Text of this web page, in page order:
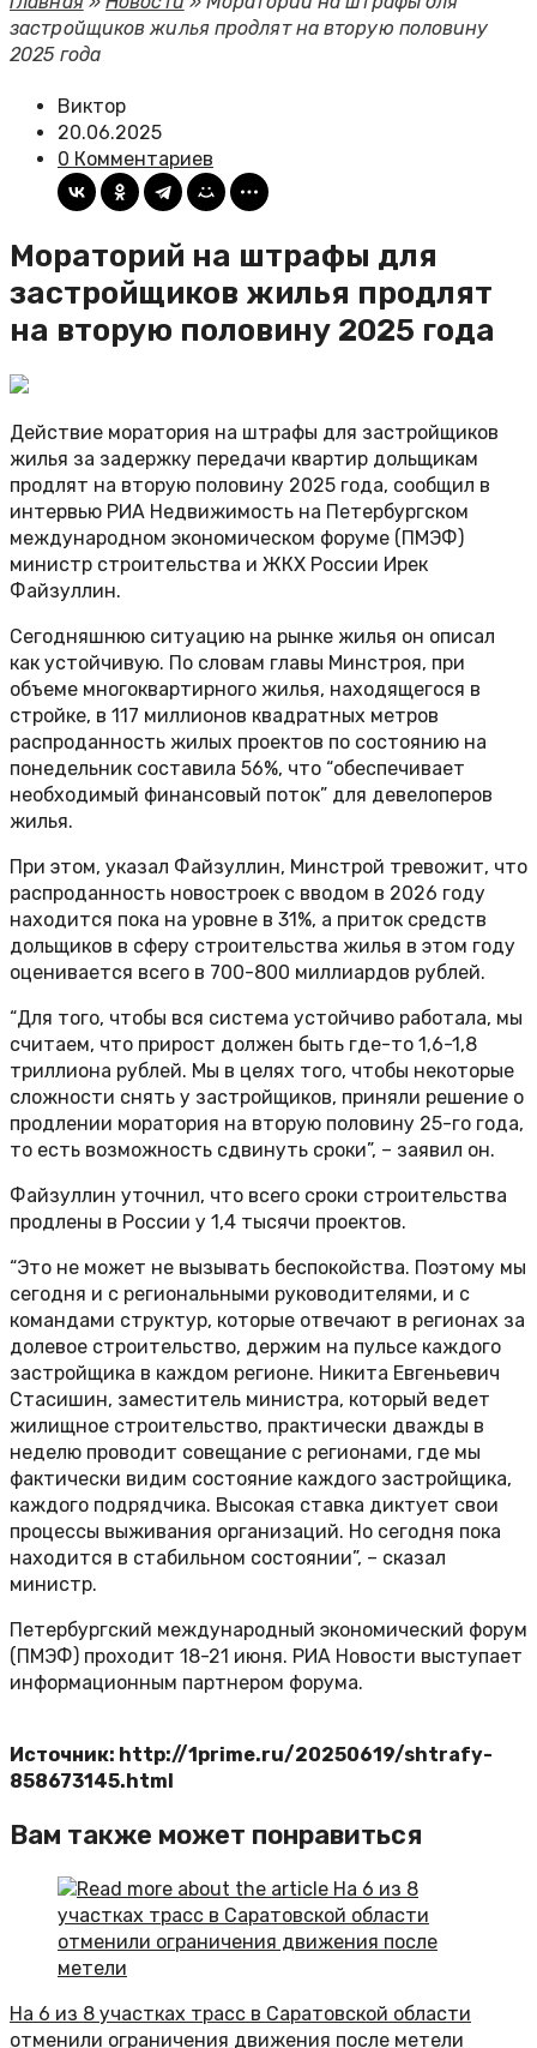
застройщиков жилья продлят на вторую половину
2025 года
Виктор
20.06.2025
0 Комментариев
Мораторий на штрафы для
застройщиков жилья продлят
на вторую половину 2025 года
Действие моратория на штрафы для застройщиков
жилья за задержку передачи квартир дольщикам
продлят на вторую половину 2025 года, сообщил в
интервью РИА Недвижимость на Петербургском
международном экономическом форуме (ПМЭФ)
министр строительства и ЖКХ России Ирек
Файзуллин.
Сегодняшнюю ситуацию на рынке жилья он описал
как устойчивую. По словам главы Минстроя, при
объеме многоквартирного жилья, находящегося в
стройке, в 117 миллионов квадратных метров
распроданность жилых проектов по состоянию на
понедельник составила 56%, что “обеспечивает
необходимый финансовый поток” для девелоперов
жилья.
При этом, указал Файзуллин, Минстрой тревожит, что
распроданность новостроек с вводом в 2026 году
находится пока на уровне в 31%, а приток средств
дольщиков в сферу строительства жилья в этом году
оценивается всего в 700-800 миллиардов рублей.
“Для того, чтобы вся система устойчиво работала, мы
считаем, что прирост должен быть где-то 1,6-1,8
триллиона рублей. Мы в целях того, чтобы некоторые
сложности снять у застройщиков, приняли решение о
продлении моратория на вторую половину 25-го года,
то есть возможность сдвинуть сроки”, – заявил он.
Файзуллин уточнил, что всего сроки строительства
продлены в России у 1,4 тысячи проектов.
“Это не может не вызывать беспокойства. Поэтому мы
сегодня и с региональными руководителями, и с
командами структур, которые отвечают в регионах за
долевое строительство, держим на пульсе каждого
застройщика в каждом регионе. Никита Евгеньевич
Стасишин, заместитель министра, который ведет
жилищное строительство, практически дважды в
неделю проводит совещание с регионами, где мы
фактически видим состояние каждого застройщика,
каждого подрядчика. Высокая ставка диктует свои
процессы выживания организаций. Но сегодня пока
находится в стабильном состоянии”, – сказал
министр.
Петербургский международный экономический форум
(ПМЭФ) проходит 18-21 июня. РИА Новости выступает
информационным партнером форума.
Источник: http://1prime.ru/20250619/shtrafy-
858673145.html
Вам также может понравиться
На 6 из 8 участках трасс в Саратовской области
отменили ограничения движения после метели